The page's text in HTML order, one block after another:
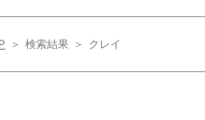
検索結果 クレイ